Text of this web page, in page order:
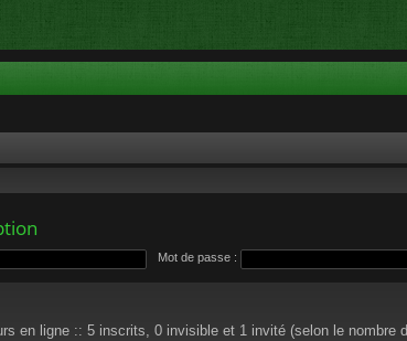
Mot de passe :
en ligne :: 5 inscrits, 0 invisible et 1 invité (selon le nombre